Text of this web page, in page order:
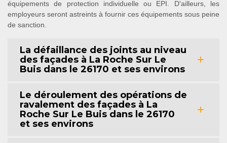
équipements de protection individuelle ou EPI. D'ailleurs, les
employeurs seront astreints à fournir ces équipements sous peine
de sanction.
La défaillance des joints au niveau
des façades à La Roche Sur Le
Buis dans le 26170 et ses environs
Le déroulement des opérations de
ravalement des façades à La
Roche Sur Le Buis dans le 26170
et ses environs